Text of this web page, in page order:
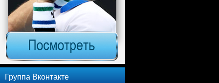
Группа Вконтакте